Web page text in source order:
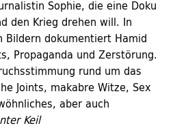
Sophie, die eine Doku
den Krieg drehen will. In
Bildern dokumentiert Hamid
Propaganda und Zerstörung.
rund um das
Joints, makabre Witze, Sex
aber auch
Keil